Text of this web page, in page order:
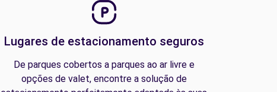
Lugares de estacionamento seguros
De parques cobertos a parques ao ar livre e
opções de valet, encontre a solução de